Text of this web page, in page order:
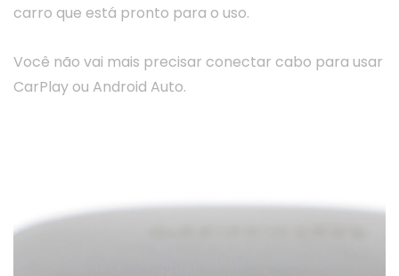
carro que está pronto para o uso.
Você não vai mais precisar conectar cabo para usar
CarPlay ou Android Auto.